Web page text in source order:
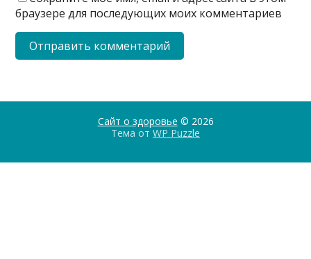
браузере для последующих моих комментариев
Сайт о здоровье © 2026
Тема от WP Puzzle